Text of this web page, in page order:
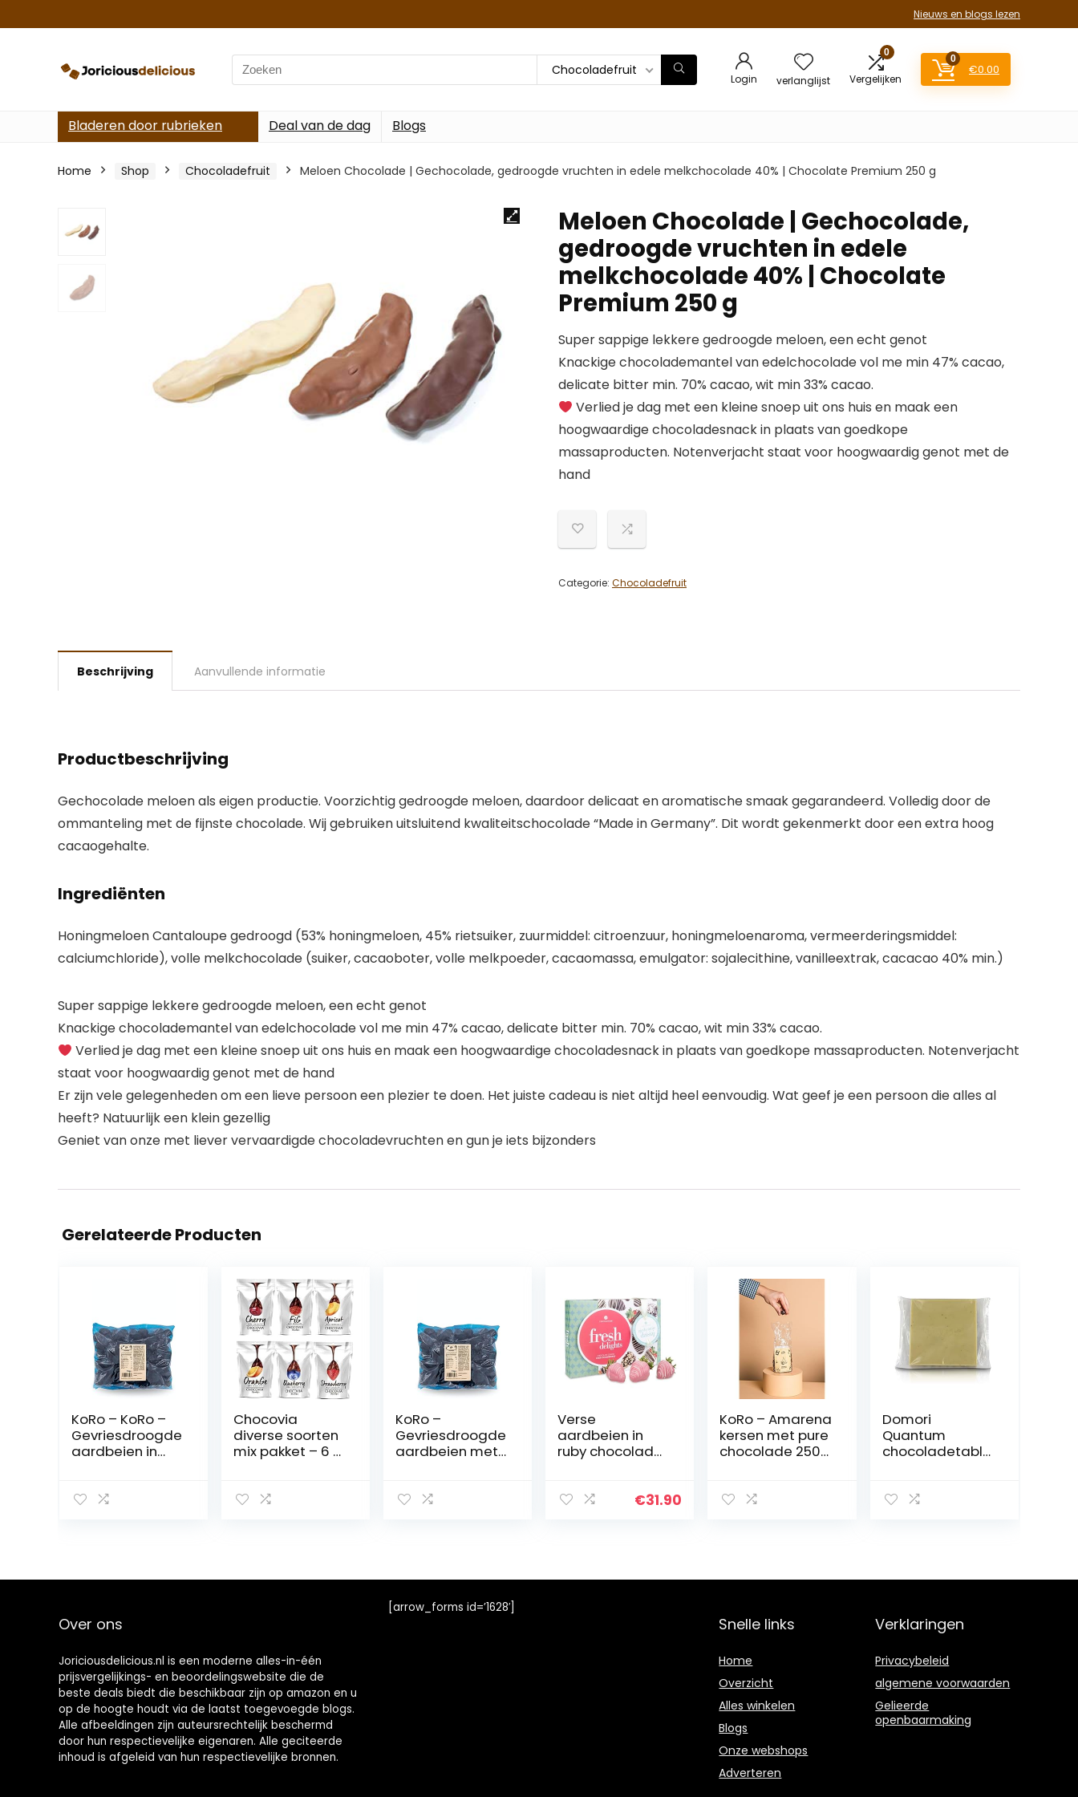
Nieuws en blogs lezen
Search
for:
Chocoladefruit
Login verlanglijst
0
Vergelijken
0
€0.00
Bladeren door rubrieken Deal van de dag Blogs
Home Shop Chocoladefruit Meloen Chocolade | Gechocolade, gedroogde vruchten in edele melkchocolade 40% | Chocolate Premium 250 g
Meloen Chocolade | Gechocolade,
gedroogde vruchten in edele
melkchocolade 40% | Chocolate
Premium 250 g
Super sappige lekkere gedroogde meloen, een echt genot
Knackige chocolademantel van edelchocolade vol me min 47% cacao,
delicate bitter min. 70% cacao, wit min 33% cacao.
Verlied je dag met een kleine snoep uit ons huis en maak een
hoogwaardige chocoladesnack in plaats van goedkope
massaproducten. Notenverjacht staat voor hoogwaardig genot met de
hand
Categorie: Chocoladefruit
Beschrijving Aanvullende informatie
Productbeschrijving
Gechocolade meloen als eigen productie. Voorzichtig gedroogde meloen, daardoor delicaat en aromatische smaak gegarandeerd. Volledig door de
ommanteling met de fijnste chocolade. Wij gebruiken uitsluitend kwaliteitschocolade “Made in Germany”. Dit wordt gekenmerkt door een extra hoog
cacaogehalte.
Ingrediënten
Honingmeloen Cantaloupe gedroogd (53% honingmeloen, 45% rietsuiker, zuurmiddel: citroenzuur, honingmeloenaroma, vermeerderingsmiddel:
calciumchloride), volle melkchocolade (suiker, cacaoboter, volle melkpoeder, cacaomassa, emulgator: sojalecithine, vanilleextrak, cacacao 40% min.)
Super sappige lekkere gedroogde meloen, een echt genot
Knackige chocolademantel van edelchocolade vol me min 47% cacao, delicate bitter min. 70% cacao, wit min 33% cacao.
Verlied je dag met een kleine snoep uit ons huis en maak een hoogwaardige chocoladesnack in plaats van goedkope massaproducten. Notenverjacht
staat voor hoogwaardig genot met de hand
Er zijn vele gelegenheden om een lieve persoon een plezier te doen. Het juiste cadeau is niet altijd heel eenvoudig. Wat geef je een persoon die alles al
heeft? Natuurlijk een klein gezellig
Geniet van onze met liever vervaardigde chocoladevruchten en gun je iets bijzonders
Gerelateerde Producten
KoRo – KoRo –
Gevriesdroogde
aardbeien in
Chocovia
diverse soorten
mix pakket – 6 x
KoRo –
Gevriesdroogde
aardbeien met
Verse
aardbeien in
ruby chocolade
el | geschenk |
eau | man |
€31.90
KoRo – Amarena
kersen met pure
chocolade 250
Domori
Quantum
chocoladetable
t, Maxi-formaat,
Over ons
Joriciousdelicious.nl is een moderne alles-in-één
prijsvergelijkings- en beoordelingswebsite die de
beste deals biedt die beschikbaar zijn op amazon en u
op de hoogte houdt via de laatst toegevoegde blogs.
Alle afbeeldingen zijn auteursrechtelijk beschermd
door hun respectievelijke eigenaren. Alle geciteerde
inhoud is afgeleid van hun respectievelijke bronnen.
[arrow_forms id=’1628′]
Snelle links
Home
Overzicht
Alles winkelen
Blogs
Onze webshops
Adverteren
Verklaringen
Privacybeleid
algemene voorwaarden
Gelieerde
openbaarmaking